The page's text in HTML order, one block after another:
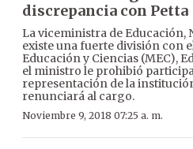
discrepancia con Petta
La viceministra de Educación,
existe una fuerte división con
Educación y Ciencias (MEC),
el ministro le prohibió
representación de la
renunciará al cargo.
Noviembre 9, 2018 07:25 a. m.